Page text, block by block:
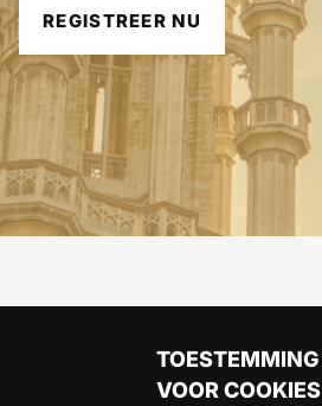
TOESTEMMING
VOOR COOKIES
REGISTREER NU